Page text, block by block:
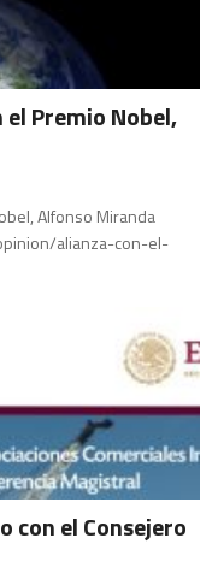
el Premio Nobel,
Alfonso Miranda
alianza-con-el-
con el Consejero